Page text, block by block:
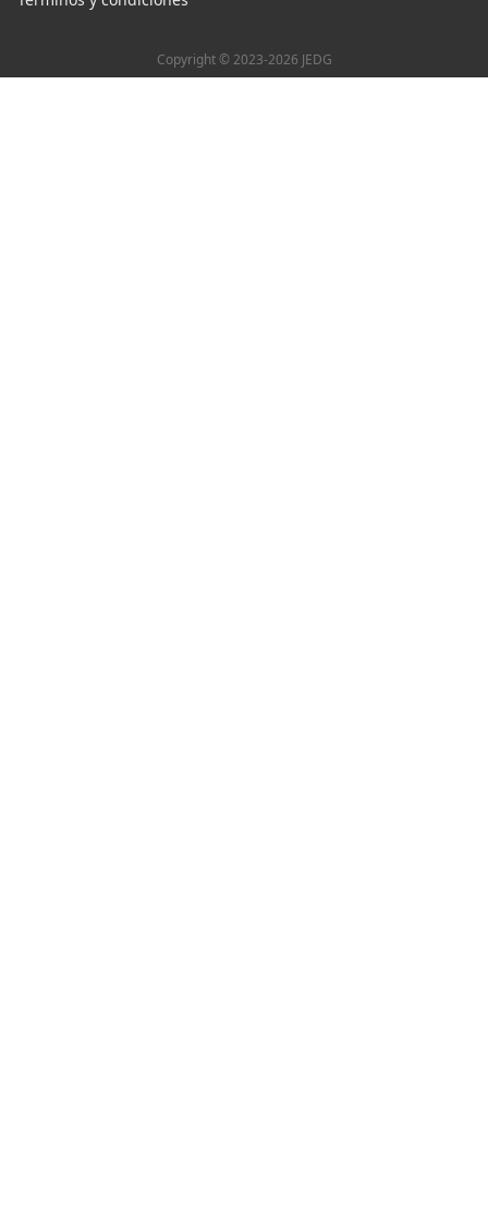
Copyright © 2023-2026 JEDG